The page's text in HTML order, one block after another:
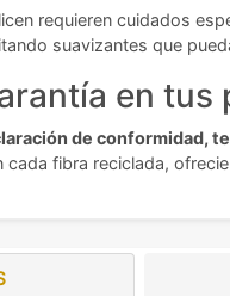
requieren cuidados
suavizantes que
en tus
de conformidad,
cada fibra reciclada,